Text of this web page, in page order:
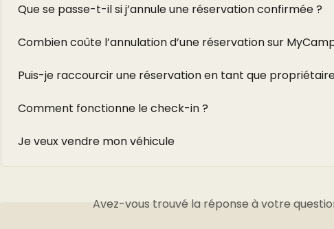
Que se passe-t-il si j’annule une réservation confirmée ?
Combien coûte l’annulation d’une réservation sur
Puis-je raccourcir une réservation en tant que
Comment fonctionne le check-in ?
Je veux vendre mon véhicule
Avez-vous trouvé la réponse à votre